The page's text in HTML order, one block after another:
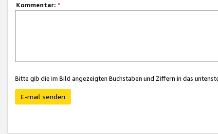
Kommentar: *
Bitte gib die im Bild angezeigten Buchstaben und Ziffern in das
E-mail senden